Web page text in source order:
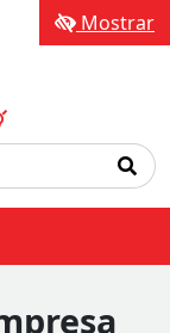
Mostrar